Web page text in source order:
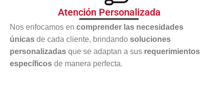
Atención Personalizada
Nos enfocamos en comprender las necesidades
únicas de cada cliente, brindando soluciones
personalizadas que se adaptan a sus requerimientos
específicos de manera perfecta.